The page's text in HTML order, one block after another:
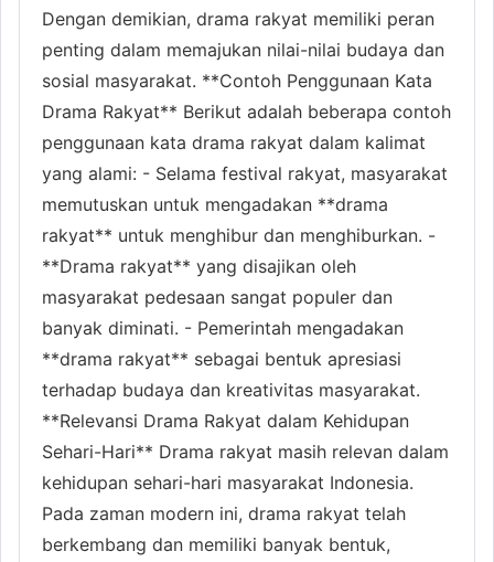
Dengan demikian, drama rakyat memiliki peran
penting dalam memajukan nilai-nilai budaya dan
sosial masyarakat. **Contoh Penggunaan Kata
Drama Rakyat** Berikut adalah beberapa contoh
penggunaan kata drama rakyat dalam kalimat
yang alami: - Selama festival rakyat, masyarakat
memutuskan untuk mengadakan **drama
rakyat** untuk menghibur dan menghiburkan. -
**Drama rakyat** yang disajikan oleh
masyarakat pedesaan sangat populer dan
banyak diminati. - Pemerintah mengadakan
**drama rakyat** sebagai bentuk apresiasi
terhadap budaya dan kreativitas masyarakat.
**Relevansi Drama Rakyat dalam Kehidupan
Sehari-Hari** Drama rakyat masih relevan dalam
kehidupan sehari-hari masyarakat Indonesia.
Pada zaman modern ini, drama rakyat telah
berkembang dan memiliki banyak bentuk,